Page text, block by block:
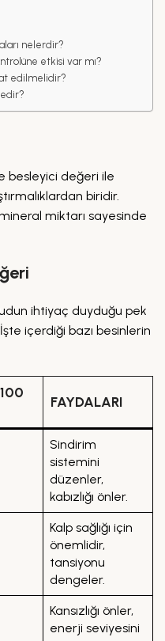
nelerdir?
etkisi var mı?
edilmelidir?
besleyici değeri ile
biridir.
miktarı sayesinde
ihtiyaç duyduğu pek
içerdiği bazı besinlerin
FAYDALARI
Sindirim
sistemini
düzenler,
kabızlığı önler.
Kalp sağlığı için
önemlidir,
tansiyonu
dengeler.
Kansızlığı önler,
enerji seviyesini